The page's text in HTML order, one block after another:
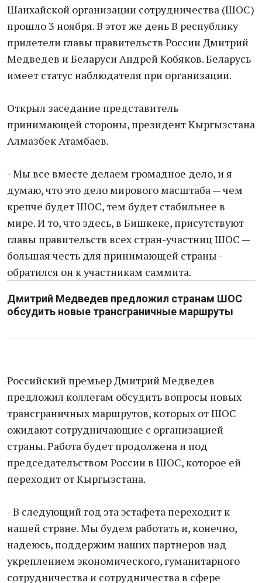
Шанхайской организации сотрудничества (ШОС)
прошло 3 ноября. В этот же день В республику
прилетели главы правительств России Дмитрий
Медведев и Беларуси Андрей Кобяков. Беларусь
имеет статус наблюдателя при организации.
Открыл заседание представитель
принимающей стороны, президент Кыргызстана
Алмазбек Атамбаев.
- Мы все вместе делаем громадное дело, и я
думаю, что это дело мирового масштаба — чем
крепче будет ШОС, тем будет стабильнее в
мире. И то, что здесь, в Бишкеке, присутствуют
главы правительств всех стран-участниц ШОС —
большая честь для принимающей страны -
обратился он к участникам саммита.
Дмитрий Медведев предложил странам ШОС
обсудить новые трансграничные маршруты
Российский премьер Дмитрий Медведев
предложил коллегам обсудить вопросы новых
трансграничных маршрутов, которых от ШОС
ожидают сотрудничающие с организацией
страны. Работа будет продолжена и под
председательством России в ШОС, которое ей
переходит от Кыргызстана.
- В следующий год эта эстафета переходит к
нашей стране. Мы будем работать и, конечно,
надеюсь, поддержим наших партнеров над
укреплением экономического, гуманитарного
сотрудничества и сотрудничества в сфере